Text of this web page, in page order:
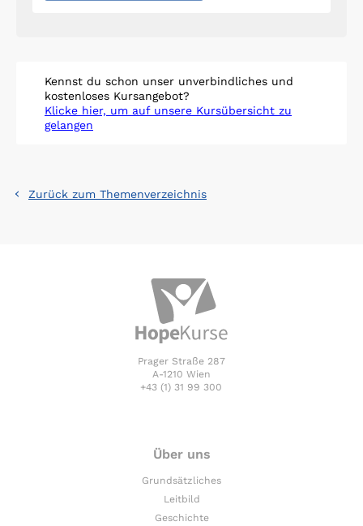
Kennst du schon unser unverbindliches und
kostenloses Kursangebot?
Klicke hier, um auf unsere Kursübersicht zu
gelangen
Zurück zum Themenverzeichnis
Prager Straße 287
A-1210 Wien
+43 (1) 31 99 300
Über uns
Grundsätzliches
Leitbild
Geschichte